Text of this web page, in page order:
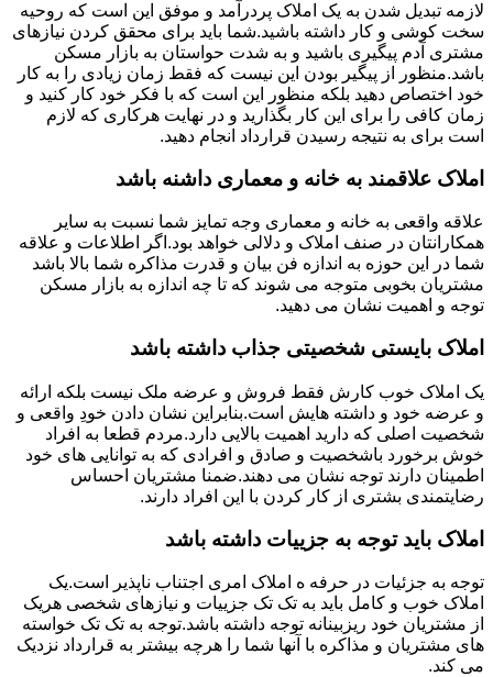
لازمه تبدیل شدن به یک املاک پردرآمد و موفق این است که روحیه
سخت کوشی و کار داشته باشید.شما باید برای محقق کردن نیازهای
مشتری آدم پیگیری باشید و به شدت حواستان به بازار مسکن
باشد.منظور از پیگیر بودن این نیست که فقط زمان زیادی را به کار
خود اختصاص دهید بلکه منظور این است که با فکر خود کار کنید و
زمان کافی را برای این کار بگذارید و در نهایت هرکاری که لازم
است برای به نتیجه رسیدن قرارداد انجام دهید.
املاک علاقمند به خانه و معماری داشنه باشد
علاقه واقعی به خانه و معماری وجه تمایز شما نسبت به سایر
همکارانتان در صنف املاک و دلالی خواهد بود.اگر اطلاعات و علاقه
شما در این حوزه به اندازه فن بیان و قدرت مذاکره شما بالا باشد
مشتریان بخوبی متوجه می شوند که تا چه اندازه به بازار مسکن
توجه و اهمیت نشان می دهید.
املاک بایستی شخصیتی جذاب داشته باشد
یک املاک خوب کارش فقط فروش و عرضه ملک نیست بلکه ارائه
و عرضه خود و داشته هایش است.بنابراین نشان دادن خودِ واقعی و
شخصیت اصلی که دارید اهمیت بالایی دارد.مردم قطعا به افراد
خوش برخورد باشخصیت و صادق و افرادی که به توانایی های خود
اطمینان دارند توجه نشان می دهند.ضمنا مشتریان احساس
رضایتمندی بشتری از کار کردن با این افراد دارند.
املاک باید توجه به جزییات داشته باشد
توجه به جزئیات در حرفه ه املاک امری اجتناب ناپذیر است.یک
املاک خوب و کامل باید به تک تک جزییات و نیازهای شخصی هریک
از مشتریان خود ریزبینانه توجه داشته باشد.توجه به تک تک خواسته
های مشتریان و مذاکره با آنها شما را هرچه بیشتر به قرارداد نزدیک
می کند.